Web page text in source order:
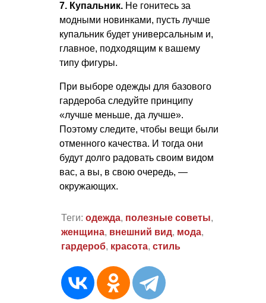
7. Купальник. Не гонитесь за
модными новинками, пусть лучше
купальник будет универсальным и,
главное, подходящим к вашему
типу фигуры.
При выборе одежды для базового
гардероба следуйте принципу
«лучше меньше, да лучше».
Поэтому следите, чтобы вещи были
отменного качества. И тогда они
будут долго радовать своим видом
вас, а вы, в свою очередь, —
окружающих.
Теги: одежда, полезные советы,
женщина, внешний вид, мода,
гардероб, красота, стиль